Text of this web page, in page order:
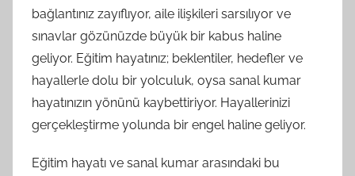
bağlantınız zayıflıyor, aile ilişkileri sarsılıyor ve
sınavlar gözünüzde büyük bir kabus haline
geliyor. Eğitim hayatınız; beklentiler, hedefler ve
hayallerle dolu bir yolculuk, oysa sanal kumar
hayatınızın yönünü kaybettiriyor. Hayallerinizi
gerçekleştirme yolunda bir engel haline geliyor.
Eğitim hayatı ve sanal kumar arasındaki bu